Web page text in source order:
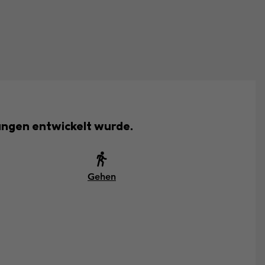
entwickelt wurde.
Gehen